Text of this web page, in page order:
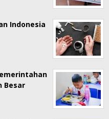
Indonesia
Besar